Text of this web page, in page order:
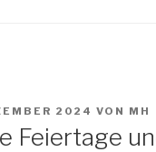
2024 VON MH
Feiertage